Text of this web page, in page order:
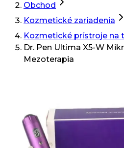
Obchod
Kozmetické zariadenia
Kozmetické prístroje na
Dr. Pen Ultima X5-W
Mezoterapia